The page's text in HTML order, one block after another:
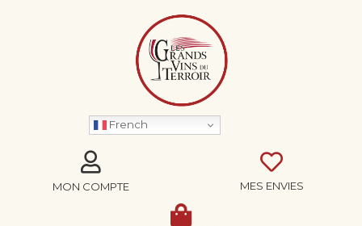
French
MON COMPTE MES ENVIES